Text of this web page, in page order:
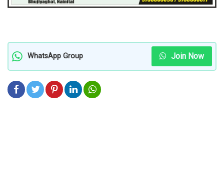
WhatsApp Group Join Now